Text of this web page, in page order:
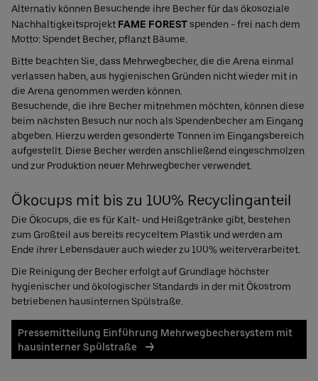
Alternativ können Besuchende ihre Becher für das ökosoziale
Nachhaltigkeitsprojekt FAME FORESTspenden - frei nach dem
Motto: Spendet Becher, pflanzt Bäume.
Bitte beachten Sie, dass Mehrwegbecher, die die Arena einmal
verlassen haben, aus hygienischen Gründen nicht wieder mit in
die Arena genommen werden können.
Besuchende, die ihre Becher mitnehmen möchten, können diese
beim nächsten Besuch nur noch als Spendenbecher am Eingang
abgeben. Hierzu werden gesonderte Tonnen im Eingangsbereich
aufgestellt. Diese Becher werden anschließend eingeschmolzen
und zur Produktion neuer Mehrwegbecher verwendet.
Ökocups mit bis zu 100% Recyclinganteil
Die Ökocups, die es für Kalt- und Heißgetränke gibt, bestehen
zum Großteil aus bereits recyceltem Plastik und werden am
Ende ihrer Lebensdauer auch wieder zu 100% weiterverarbeitet.
Die Reinigung der Becher erfolgt auf Grundlage höchster
hygienischer und ökologischer Standards in der mit Ökostrom
betriebenen hausinternen Spülstraße.
Pressemitteilung Einführung Mehrwegbechersystem mit
hausinterner Spülstraße